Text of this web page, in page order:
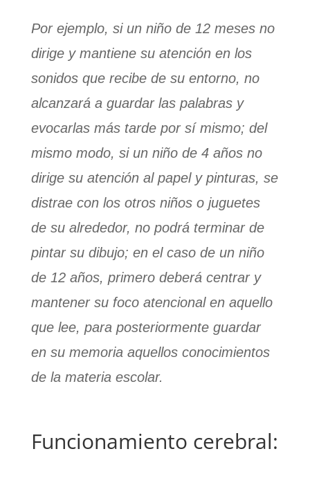
Por ejemplo, si un niño de 12 meses no
dirige y mantiene su atención en los
sonidos que recibe de su entorno, no
alcanzará a guardar las palabras y
evocarlas más tarde por sí mismo; del
mismo modo, si un niño de 4 años no
dirige su atención al papel y pinturas, se
distrae con los otros niños o juguetes
de su alrededor, no podrá terminar de
pintar su dibujo; en el caso de un niño
de 12 años, primero deberá centrar y
mantener su foco atencional en aquello
que lee, para posteriormente guardar
en su memoria aquellos conocimientos
de la materia escolar.
Funcionamiento cerebral: